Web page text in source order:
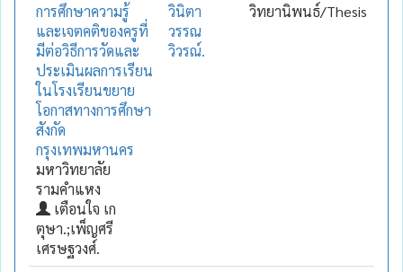
การศึกษาความรู้
และเจตคติของครูที่
มีต่อวิธีการวัดและ
ประเมินผลการเรียน
ในโรงเรียนขยาย
โอกาสทางการศึกษา
สังกัด
กรุงเทพมหานคร
มหาวิทยาลัย
รามคำแหง
เตือนใจ เก
ตุษา.;เพ็ญศรี
เศรษฐวงศ์.
วินิตา
วรรณ
วิวรณ์.
วิทยานิพนธ์/Thesis